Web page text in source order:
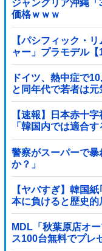
ジャングリア沖縄
価格ｗｗｗ
【パシフィック・
ャー」プラモデル【
ドイツ、熱中症で
と同年代で若者は元
【速報】日本赤十
「韓国内では適合
で4回目
警察がスーパーで
か？」
【ヤバすぎ】韓国
本に負けると歴史的
MDL「秋葉原店オ
ス100台無料でプレ